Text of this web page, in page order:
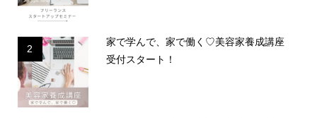
2
家で学んで、家で働く♡美容家養成講座
受付スタート！